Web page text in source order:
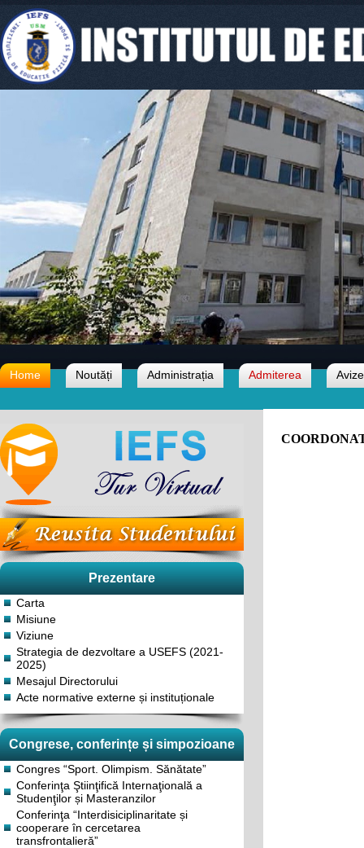
Home Noutăți Administrația Admiterea Avize
Prezentare
Carta
Misiune
Viziune
Strategia de dezvoltare a USEFS (2021-
2025)
Mesajul Directorului
Acte normative externe și instituționale
Congrese, conferințe și simpozioane
Congres “Sport. Olimpism. Sănătate”
Conferinţa Ştiinţifică Internaţională a
Studenţilor și Masteranzilor
Conferinţa “Interdisiciplinaritate și
cooperare în cercetarea
transfrontalieră”